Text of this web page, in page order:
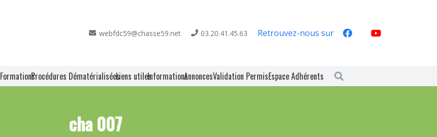
webfdc59@chasse59.net 03.20.41.45.63 Retrouvez-nous sur
FormationsProcédures DématérialiséesLiens utilesInformationsAnnoncesValidation PermisEspace Adhérents
cha 007